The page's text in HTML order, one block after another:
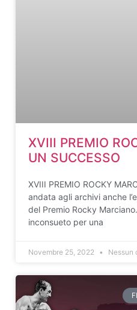
XVIII PREMIO
UN SUCCESSO
XVIII PREMIO ROCKY
andata agli archivi anche
del Premio Rocky
inconsueto per una
Novembre 25, 2022 Nessun